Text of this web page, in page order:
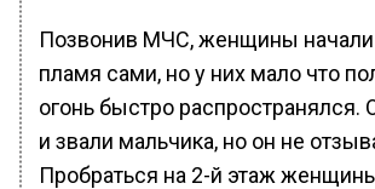
Позвонив МЧС, женщины начали
пламя сами, но у них мало что
огонь быстро распространялся.
и звали мальчика, но он не
Пробраться на 2-й этаж